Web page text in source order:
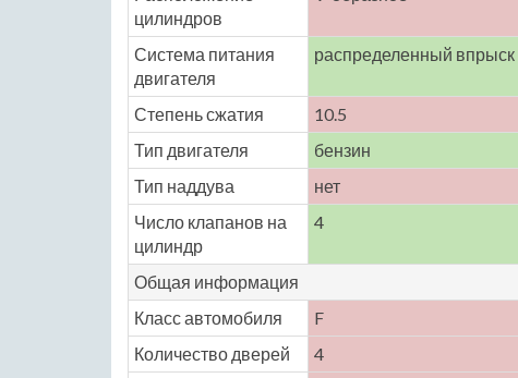
цилиндров
Система питания
двигателя
распределенный впрыск
Степень сжатия 10.5
Тип двигателя
бензин
Тип наддува
нет
Число клапанов на
цилиндр
4
Общая информация
Класс автомобиля
F
Количество дверей
4